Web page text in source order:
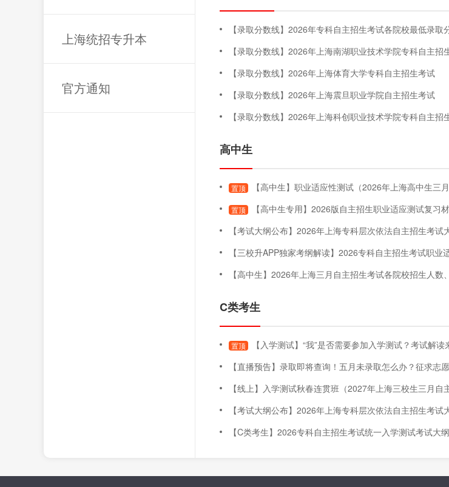
上海统招专升本
官方通知
【录取分数线】2026年专科自主招生考试各院校最低录取分数线汇总版（持续更
【录取分数线】2026年上海南湖职业技术学院专科自主招
【录取分数线】2026年上海体育大学专科自主招生考试
【录取分数线】2026年上海震旦职业学院自主招生考试
【录取分数线】2026年上海科创职业技术学院专科自主招
高中生
置顶 【高中生】职业适应性测试（2026年上海高中生三月自主招生考试-职业适应性测
置顶
【高中生专用】2026版自主招生职业适应测试复习材
【考试大纲公布】2026年上海专科层次依法自主招生考试大纲（三校生+高中生
【三校升APP独家考纲解读】2026专科自主招生考试职业适应性测试考试
【高中生】2026年上海三月自主招生考试各院校招生人数、学费明细、专业增减、院校信息
C类考生
置顶
【入学测试】“我”是否需要参加入学测试？考试解读
【直播预告】录取即将查询！五月未录取怎么办？征求志愿怎么填？没到市控线，明年如何考大学？征求志愿&往届生政策
【线上】入学测试秋春连贯班（2027年上海三校生三月自主招生考试-入学测试
【考试大纲公布】2026年上海专科层次依法自主招生考试大纲（三校生+高中生
【C类考生】2026专科自主招生考试统一入学测试考试大纲